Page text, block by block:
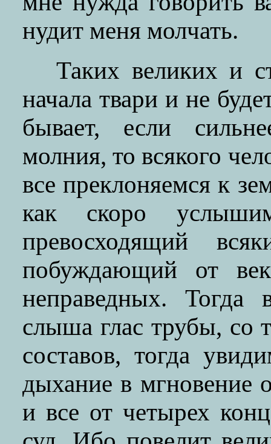
нудит меня молчать.
Таких великих и
начала твари и не
бывает, если
молния, то всякого
все преклоняемся к
как скоро
превосходящий
побуждающий от
неправедных. Тогда
слыша глас трубы, со
составов, тогда
дыхание в мгновение
и все от четырех